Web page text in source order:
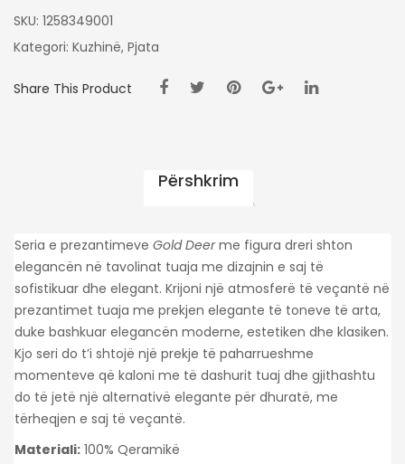
SKU: 1258349001
Kategori: Kuzhinë, Pjata
Share This Product
Përshkrim
Seria e prezantimeve Gold Deerme figura dreri shton
elegancën në tavolinat tuaja me dizajnin e saj të
sofistikuar dhe elegant. Krijoni një atmosferë të veçantë në
prezantimet tuaja me prekjen elegante të toneve të arta,
duke bashkuar elegancën moderne, estetiken dhe klasiken.
Kjo seri do t’i shtojë një prekje të paharrueshme
momenteve që kaloni me të dashurit tuaj dhe gjithashtu
do të jetë një alternativë elegante për dhuratë, me
tërheqjen e saj të veçantë.
Materiali: 100% Qeramikë